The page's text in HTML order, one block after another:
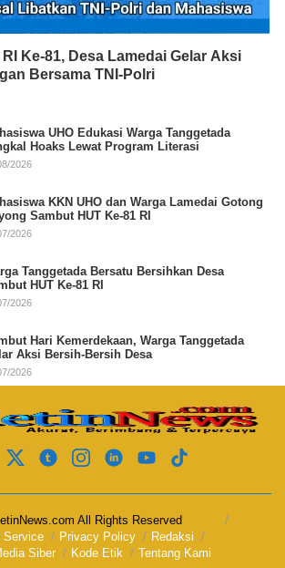
Ke-81, Desa Lamedai Gelar Aksi
Bersama TNI-Polri
UHO Edukasi Warga Tanggetada
Hoaks Lewat Program Literasi
2026
KKN UHO dan Warga Lamedai Gotong
Sambut HUT Ke-81 RI
2026
Tanggetada Bersatu Bersihkan Desa
HUT Ke-81 RI
2026
Hari Kemerdekaan, Warga Tanggetada
Aksi Bersih-Bersih Desa
2026
All Rights Reserved
Service
Privacy Policy
Redaksi
Siber
Kode Etik Tentang Kami